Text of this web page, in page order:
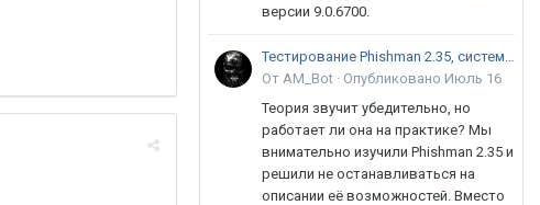
версии 9.0.6700.
Тестирование Phishman 2.35, системы повышения осведомлённости пользователей в сфере ИБ
От AM_Bot · Опубликовано Июль 16
Теория звучит убедительно, но
работает ли она на практике? Мы
внимательно изучили Phishman 2.35 и
решили не останавливаться на
описании её возможностей. Вместо